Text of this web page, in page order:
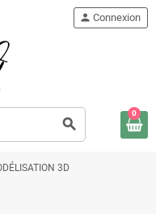
search
person Connexion
0
3D